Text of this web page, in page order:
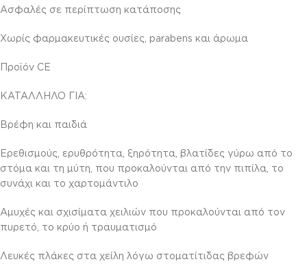
Ασφαλές σε περίπτωση κατάποσης
Χωρίς φαρμακευτικές ουσίες, parabens και άρωμα
Προϊόν CE
ΚΑΤΑΛΛΗΛΟ ΓΙΑ:
Βρέφη και παιδιά
Ερεθισμούς, ερυθρότητα, ξηρότητα, βλατίδες γύρω από το
στόμα και τη μύτη, που προκαλούνται από την πιπίλα, το
συνάχι και το χαρτομάντιλο
Αμυχές και σχισίματα χειλιών που προκαλούνται από τον
πυρετό, το κρύο ή τραυματισμό
Λευκές πλάκες στα χείλη λόγω στοματίτιδας βρεφών